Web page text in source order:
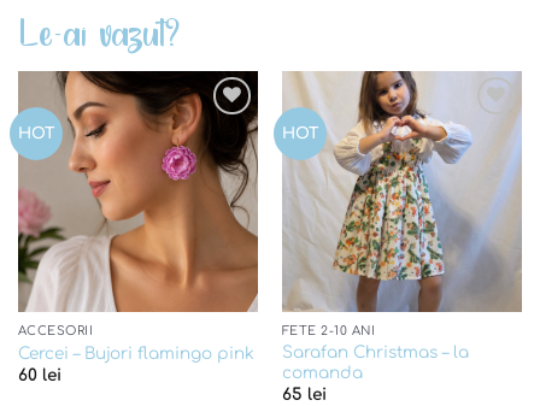
Le-ai vazut?
HOT
Add to
wishlist
ACCESORII
Cercei – Bujori flamingo pink
60 lei
HOT
Add to
wishlist
FETE 2-10 ANI
Sarafan Christmas – la
comanda
65 lei